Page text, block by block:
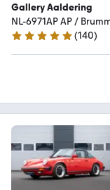
Gallery Aaldering
NL-6971AP AP /
4.8 Sterne
(140)